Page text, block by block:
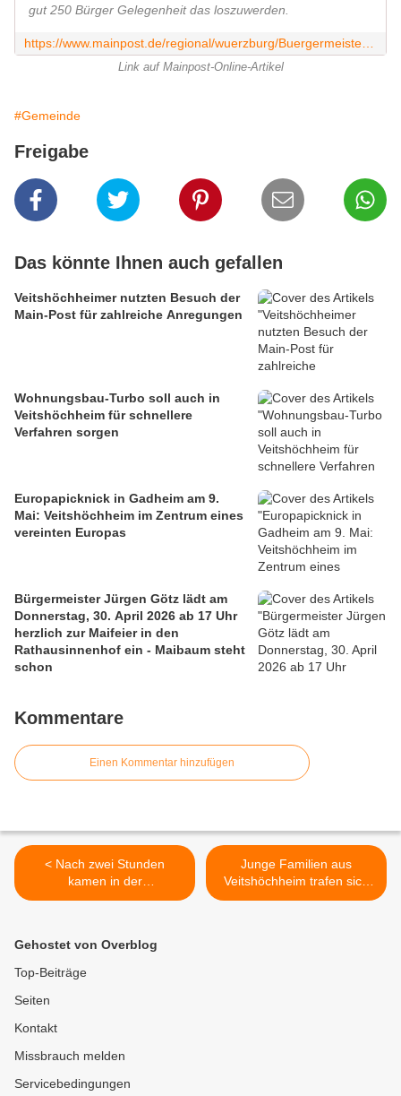
gut 250 Bürger Gelegenheit das loszuwerden.
Link auf Mainpost-Online-Artikel
#Gemeinde
Freigabe
Das könnte Ihnen auch gefallen
Veitshöchheimer nutzten Besuch der
Main-Post für zahlreiche Anregungen
Wohnungsbau-Turbo soll auch in
Veitshöchheim für schnellere
Verfahren sorgen
Europapicknick in Gadheim am 9.
Mai: Veitshöchheim im Zentrum eines
vereinten Europas
Bürgermeister Jürgen Götz lädt am
Donnerstag, 30. April 2026 ab 17 Uhr
herzlich zur Maifeier in den
Rathausinnenhof ein - Maibaum steht
schon
Kommentare
Einen Kommentar hinzufügen
< Nach zwei Stunden
kamen in der
Veitshöchheimer
Hauptthema: Verkehr
Junge Familien aus
Veitshöchheim trafen sich
zur Tauferinnerung >
Gehostet von Overblog
Top-Beiträge
Seiten
Kontakt
Missbrauch melden
Servicebedingungen